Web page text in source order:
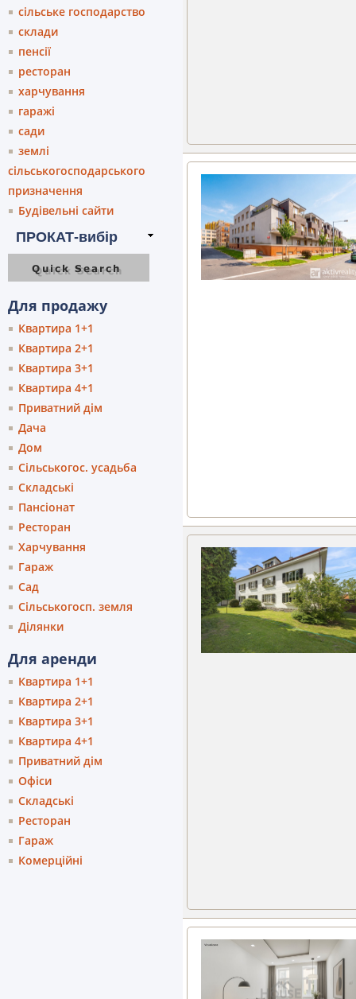
сільське господарство
склади
пенсії
ресторан
харчування
гаражі
сади
землі
сільськогосподарського
призначення
Будівельні сайти
Для продажу
Квартира 1+1
Квартира 2+1
Квартира 3+1
Квартира 4+1
Приватний дім
Дача
Дом
Сільськогос. усадьба
Складські
Пансіонат
Ресторан
Харчування
Гараж
Сад
Сільськогосп. земля
Ділянки
Для аренди
Квартира 1+1
Квартира 2+1
Квартира 3+1
Квартира 4+1
Приватний дім
Офіси
Складські
Ресторан
Гараж
Комерційні